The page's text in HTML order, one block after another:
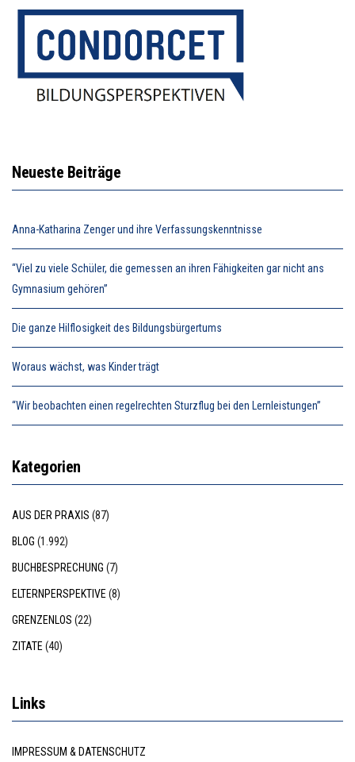
Neueste Beiträge
Anna-Katharina Zenger und ihre Verfassungskenntnisse
“Viel zu viele Schüler, die gemessen an ihren Fähigkeiten gar nicht ans
Gymnasium gehören”
Die ganze Hilflosigkeit des Bildungsbürgertums
Woraus wächst, was Kinder trägt
“Wir beobachten einen regelrechten Sturzflug bei den Lernleistungen”
Kategorien
AUS DER PRAXIS (87)
BLOG (1.992)
BUCHBESPRECHUNG (7)
ELTERNPERSPEKTIVE (8)
GRENZENLOS (22)
ZITATE (40)
Links
IMPRESSUM & DATENSCHUTZ